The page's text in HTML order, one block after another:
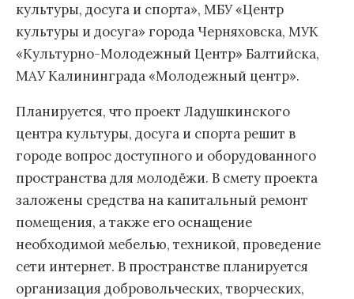
культуры, досуга и спорта», МБУ «Центр
культуры и досуга» города Черняховска, МУК
«Культурно-Молодежный Центр» Балтийска,
МАУ Калининграда «Молодежный центр».
Планируется, что проект Ладушкинского
центра культуры, досуга и спорта решит в
городе вопрос доступного и оборудованного
пространства для молодёжи. В смету проекта
заложены средства на капитальный ремонт
помещения, а также его оснащение
необходимой мебелью, техникой, проведение
сети интернет. В пространстве планируется
организация добровольческих, творческих,